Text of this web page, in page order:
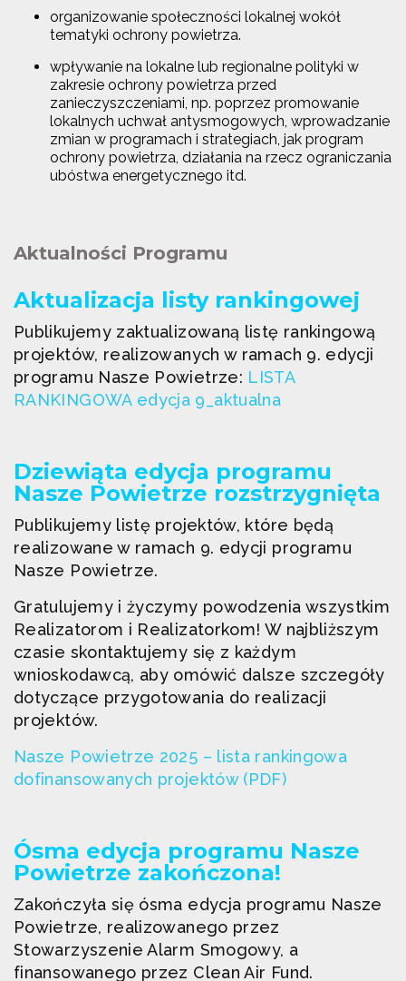
organizowanie społeczności lokalnej wokół
tematyki ochrony powietrza.
wpływanie na lokalne lub regionalne polityki w
zakresie ochrony powietrza przed
zanieczyszczeniami, np. poprzez promowanie
lokalnych uchwał antysmogowych, wprowadzanie
zmian w programach i strategiach, jak program
ochrony powietrza, działania na rzecz ograniczania
ubóstwa energetycznego itd.
Aktualności Programu
Aktualizacja listy rankingowej
Publikujemy zaktualizowaną listę rankingową
projektów, realizowanych w ramach 9. edycji
programu Nasze Powietrze: LISTA
RANKINGOWA edycja 9_aktualna
Dziewiąta edycja programu
Nasze Powietrze rozstrzygnięta
Publikujemy listę projektów, które będą
realizowane w ramach 9. edycji programu
Nasze Powietrze.
Gratulujemy i życzymy powodzenia wszystkim
Realizatorom i Realizatorkom! W najbliższym
czasie skontaktujemy się z każdym
wnioskodawcą, aby omówić dalsze szczegóły
dotyczące przygotowania do realizacji
projektów.
Nasze Powietrze 2025 – lista rankingowa
dofinansowanych projektów (PDF)
Ósma edycja programu Nasze
Powietrze zakończona!
Zakończyła się ósma edycja programu Nasze
Powietrze, realizowanego przez
Stowarzyszenie Alarm Smogowy, a
finansowanego przez Clean Air Fund.